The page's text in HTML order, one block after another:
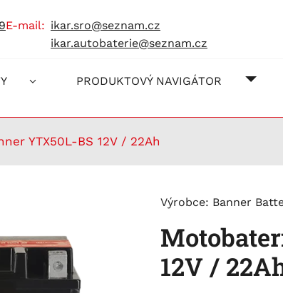
e-mail: ikar.sro@seznam.cz
ikar.autobaterie@seznam.cz
PRODUKTOVÝ NAVIGÁTOR
YTX50L-BS 12V / 22Ah
Výrobce: Banner
12V /